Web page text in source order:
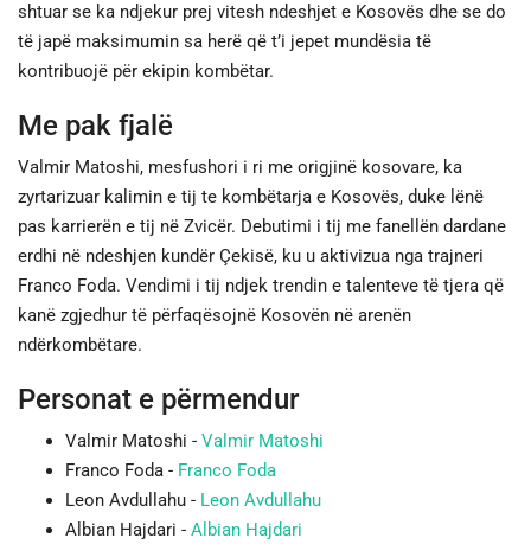
shtuar se ka ndjekur prej vitesh ndeshjet e Kosovës dhe se do
të japë maksimumin sa herë që t’i jepet mundësia të
kontribuojë për ekipin kombëtar.
Me pak fjalë
Valmir Matoshi, mesfushori i ri me origjinë kosovare, ka
zyrtarizuar kalimin e tij te kombëtarja e Kosovës, duke lënë
pas karrierën e tij në Zvicër. Debutimi i tij me fanellën dardane
erdhi në ndeshjen kundër Çekisë, ku u aktivizua nga trajneri
Franco Foda. Vendimi i tij ndjek trendin e talenteve të tjera që
kanë zgjedhur të përfaqësojnë Kosovën në arenën
ndërkombëtare.
Personat e përmendur
Valmir Matoshi - Valmir Matoshi
Franco Foda - Franco Foda
Leon Avdullahu - Leon Avdullahu
Albian Hajdari - Albian Hajdari